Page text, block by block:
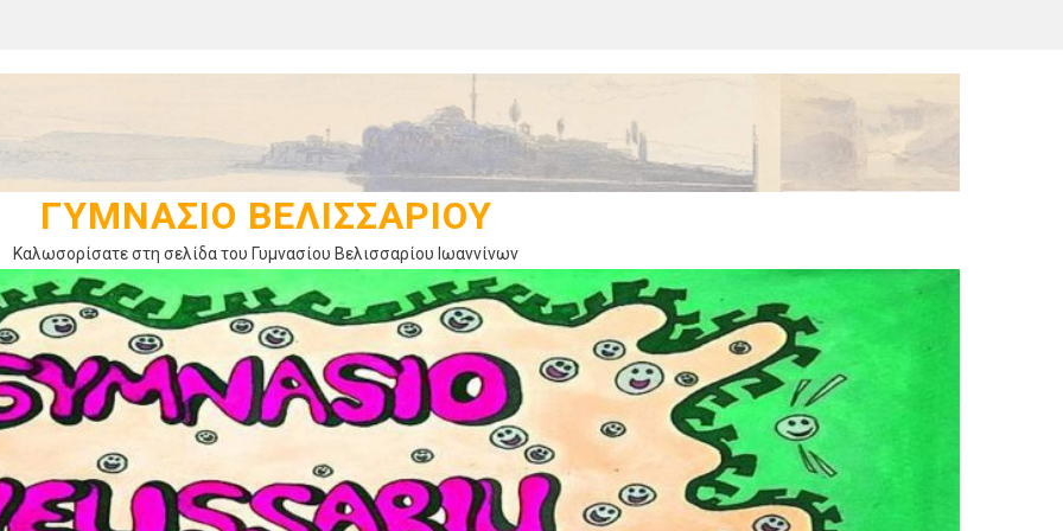
ΓΥΜΝΆΣΙΟ ΒΕΛΙΣΣΑΡΊΟΥ
Καλωσορίσατε στη σελίδα του Γυμνασίου Βελισσαρίου Ιωαννίνων